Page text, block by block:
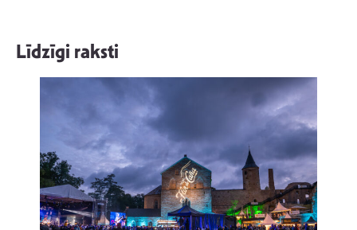
Līdzīgi raksti